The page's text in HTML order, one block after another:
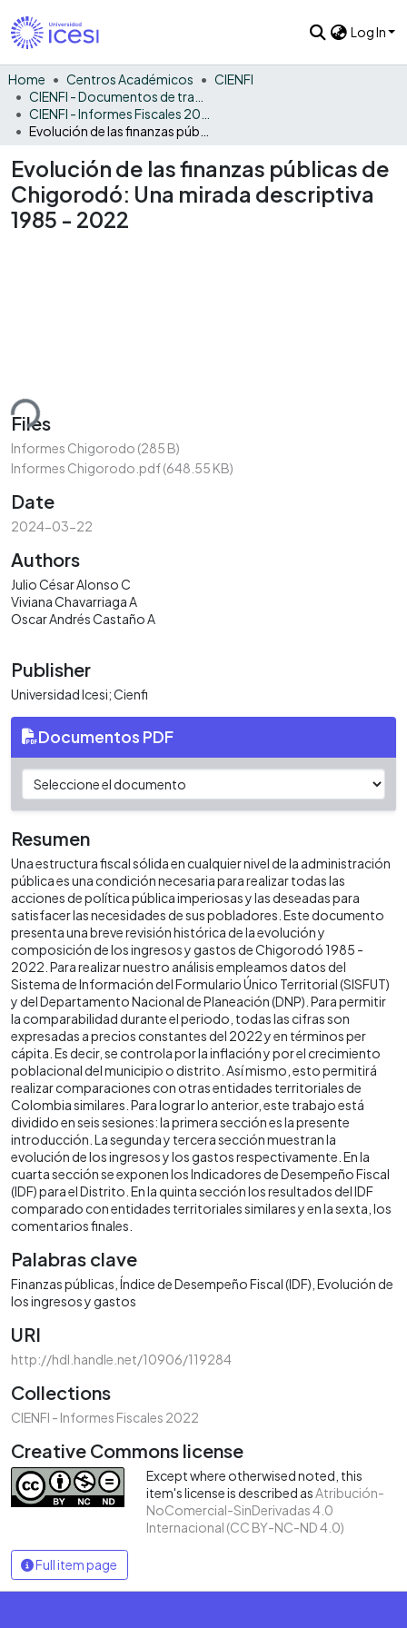
Log In
Home Centros Académicos
CIENFI
Evolución de las finanzas públicas de
Chigorodó: Una mirada descriptiva
1985 - 2022
Files
Informes Chigorodo (285 B)
Informes Chigorodo.pdf(648.55 KB)
Date
2024-03-22
Authors
Julio César Alonso C
Viviana Chavarriaga A
Oscar Andrés Castaño A
Publisher
Universidad Icesi; Cienfi
Documentos PDF
Resumen
Una estructura fiscal sólida en cualquier nivel de la administración
pública es una condición necesaria para realizar todas las
acciones de política pública imperiosas y las deseadas para
satisfacer las necesidades de sus pobladores. Este documento
presenta una breve revisión histórica de la evolución y
composición de los ingresos y gastos de Chigorodó 1985 -
2022. Para realizar nuestro análisis empleamos datos del
Sistema de Información del Formulario Único Territorial (SISFUT)
y del Departamento Nacional de Planeación (DNP). Para permitir
la comparabilidad durante el periodo, todas las cifras son
expresadas a precios constantes del 2022 y en términos per
cápita. Es decir, se controla por la inflación y por el crecimiento
poblacional del municipio o distrito. Así mismo, esto permitirá
realizar comparaciones con otras entidades territoriales de
Colombia similares. Para lograr lo anterior, este trabajo está
dividido en seis sesiones: la primera sección es la presente
introducción. La segunda y tercera sección muestran la
evolución de los ingresos y los gastos respectivamente. En la
cuarta sección se exponen los Indicadores de Desempeño Fiscal
(IDF) para el Distrito. En la quinta sección los resultados del IDF
comparado con entidades territoriales similares y en la sexta, los
comentarios finales.
Palabras clave
Finanzas públicas Índice de Desempeño Fiscal (IDF) Evolución de
los ingresos y gastos
URI
http://hdl.handle.net/10906/119284
Collections
CIENFI - Informes Fiscales 2022
Creative Commons license
Except where otherwised noted, this
item's license is described asAtribución-
NoComercial-SinDerivadas 4.0
Internacional (CC BY-NC-ND 4.0)
Full item page